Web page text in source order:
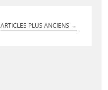
ARTICLES PLUS ANCIENS →